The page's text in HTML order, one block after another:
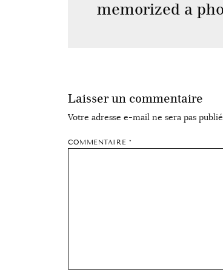
memorized a
Laisser un commentaire
Votre adresse e-mail ne sera pas
COMMENTAIRE *